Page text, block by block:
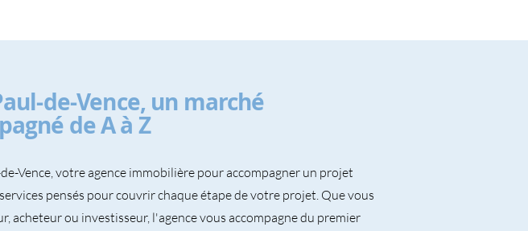
de-Vence, un marché
de A à Z
Vence, votre agence immobilière pour accompagner un projet
pensés pour couvrir chaque étape de votre projet. Que vous
acheteur ou investisseur, l'agence vous accompagne du premier